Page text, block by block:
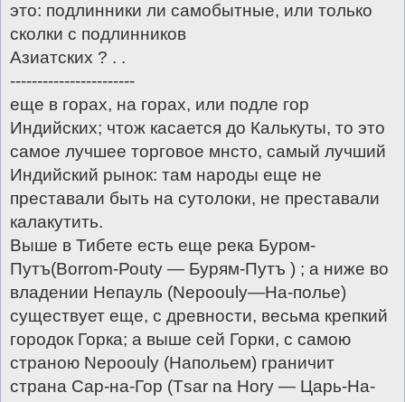
это: подлинники ли самобытные, или только
сколки с подлинников
Азиатских ? . .
-----------------------
еще в горах, на горах, или подле гор
Индийских; чтож касается до Калькуты, то это
самое лучшее торговое мнсто, самый лучший
Индийский рынок: там народы еще не
преставали быть на сутолоки, не преставали
калакутить.
Выше в Тибете есть еще река Буром-
Путъ(Воrrоm-Роutу — Бурям-Путъ ) ; а ниже во
владении Непауль (Nepooulу—На-полье)
существует еще, с древности, весьма крепкий
городок Горка; а выше сей Горки, с самою
страною Neрооulу (Напольем) граничит
страна Сар-на-Гор (Тsar nа Ноrу — Царь-На-